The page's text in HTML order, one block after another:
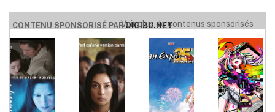
CONTENU SPONSORISÉ PARDIGIBU.NET
Voir plus de contenus sponsorisés